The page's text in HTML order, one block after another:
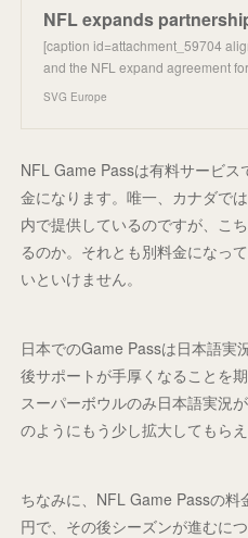
[caption id=attachment_59704
and the NFL expand agreement
SVG Europe
NFL Game Passは有料サービ
金になります。唯一、カナダで
内で提供しているのですが、こ
るのか。それとも別料金になっ
いといけません。
日本でのGame Passは日本語実
後サポートが手厚くなることを
スーパーボウルのみ日本語実況
のようにもう少し拡大してもらえ
ちなみに、NFL Game Passの
円で、その後シーズンが進むに